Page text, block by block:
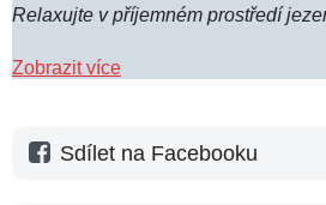
Relaxujte v příjemném prostředí
Zobrazit více
Sdílet na Facebooku